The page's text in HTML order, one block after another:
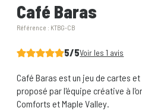
Café Baras
Référence : KTBG-CB
5/5Voir les 1 avis
Café Baras est un jeu de cartes
proposé par l'équipe créative à
Comforts et Maple Valley.